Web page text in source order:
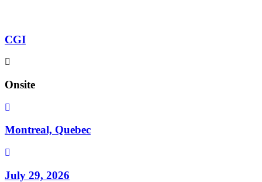
CGI
Onsite
Montreal, Quebec
July 29, 2026